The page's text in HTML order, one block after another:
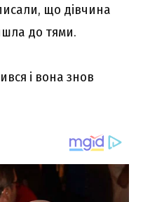
що дівчина
до тями.
і вона знов